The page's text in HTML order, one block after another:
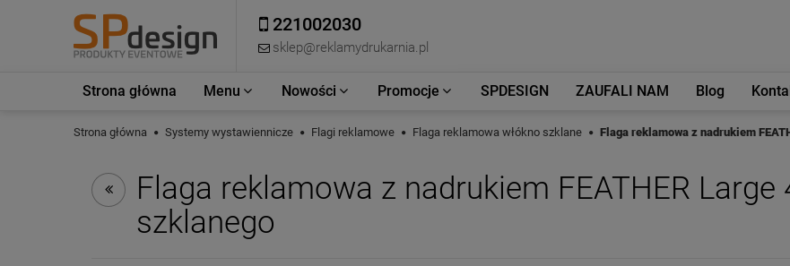
221002030
sklep@reklamydrukarnia.pl
Strona główna Menu Nowości Promocje SPDESIGN ZAUFALI NAM Blog
Strona główna Systemy wystawiennicze Flagi reklamowe Flaga reklamowa włókno szklane Flaga reklamowa z nadrukiem
Flaga reklamowa z nadrukiem FEATHER
szklanego